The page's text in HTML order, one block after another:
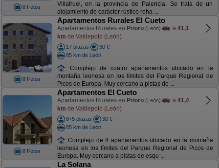
8 Fotos
Villafruel, en la provincia de Palencia. Se trata de un
alojamiento de carácter rústico reha ...
8 Fotos
Apartamentos Rurales El Cueto
Apartamentos Rurales en Prioro (León) a 41,1
km de Valdepolo (León)
17 plazas
30 €
85 km de León
Complejo de cuatro apartamentos ubicado en la
montaña leonesa en los límites del Parque Regional de
Picos de Europa. Muy cercano a pistas de ...
8 Fotos
Apartamentos El Cueto
Apartamentos Rurales en Prioro (León) a 41,4
km de Valdepolo (León)
8+5 plazas
30 €
85 km de León
Complejo de 4 apartamentos ubicado en la montaña
leonesa en los límites del Parque Regional de Picos de
Europa. Muy cercano a pistas de esqu ...
La Solana